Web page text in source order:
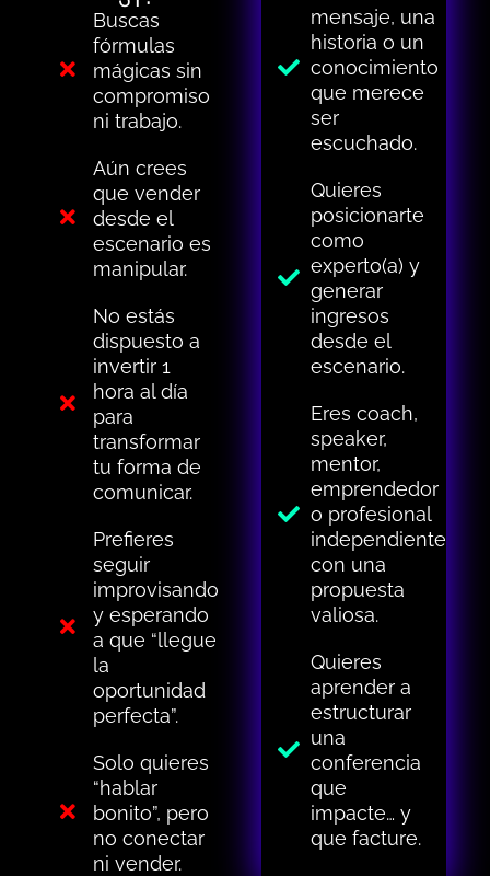
Buscas
fórmulas
mágicas sin
compromiso
ni trabajo.
Aún crees
que vender
desde el
escenario es
manipular.
No estás
dispuesto a
invertir 1
hora al día
para
transformar
tu forma de
comunicar.
Prefieres
seguir
improvisando
y esperando
a que “llegue
la
oportunidad
perfecta”.
Solo quieres
“hablar
bonito”, pero
no conectar
ni vender.
mensaje, una
historia o un
conocimiento
que merece
ser
escuchado.
Quieres
posicionarte
como
experto(a) y
generar
ingresos
desde el
escenario.
Eres coach,
speaker,
mentor,
emprendedor
o profesional
independiente
con una
propuesta
valiosa.
Quieres
aprender a
estructurar
una
conferencia
que
impacte… y
que facture.